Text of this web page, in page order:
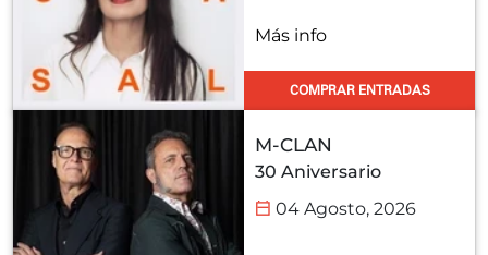
Más info
COMPRAR ENTRADAS
M-CLAN
30 Aniversario
04 Agosto, 2026